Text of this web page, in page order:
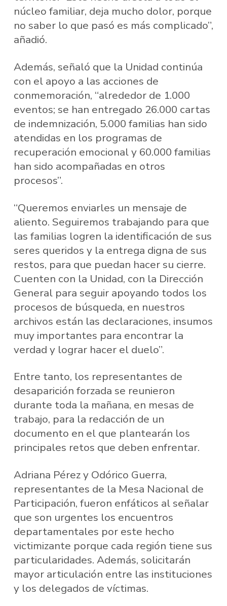
núcleo familiar, deja mucho dolor, porque
no saber lo que pasó es más complicado”,
añadió.
Además, señaló que la Unidad continúa
con el apoyo a las acciones de
conmemoración, “alrededor de 1.000
eventos; se han entregado 26.000 cartas
de indemnización, 5.000 familias han sido
atendidas en los programas de
recuperación emocional y 60.000 familias
han sido acompañadas en otros
procesos”.
“Queremos enviarles un mensaje de
aliento. Seguiremos trabajando para que
las familias logren la identificación de sus
seres queridos y la entrega digna de sus
restos, para que puedan hacer su cierre.
Cuenten con la Unidad, con la Dirección
General para seguir apoyando todos los
procesos de búsqueda, en nuestros
archivos están las declaraciones, insumos
muy importantes para encontrar la
verdad y lograr hacer el duelo”.
Entre tanto, los representantes de
desaparición forzada se reunieron
durante toda la mañana, en mesas de
trabajo, para la redacción de un
documento en el que plantearán los
principales retos que deben enfrentar.
Adriana Pérez y Odórico Guerra,
representantes de la Mesa Nacional de
Participación, fueron enfáticos al señalar
que son urgentes los encuentros
departamentales por este hecho
victimizante porque cada región tiene sus
particularidades. Además, solicitarán
mayor articulación entre las instituciones
y los delegados de víctimas.